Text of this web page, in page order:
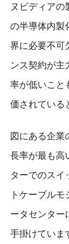
ヌビディアの
の半導体内製
界に必要不可
ンス契約が主
率が低いこと
価されている
図にある企業
長率が最も高
ターでのスイ
トケーブル
ータセンター
手掛けていま